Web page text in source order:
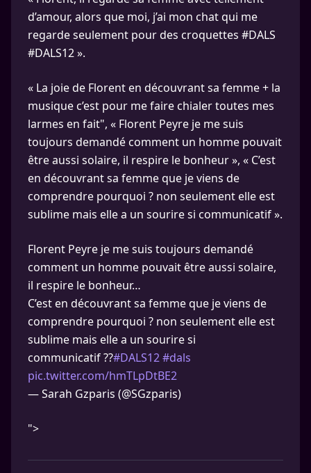
d’amour, alors que moi, j’ai mon chat qui me
regarde seulement pour des croquettes #DALS
#DALS12 ».
« La joie de Florent en découvrant sa femme + la
musique c’est pour me faire chialer toutes mes
larmes en fait", « Florent Peyre je me suis
toujours demandé comment un homme pouvait
être aussi solaire, il respire le bonheur », « C’est
en découvrant sa femme que je viens de
comprendre pourquoi ? non seulement elle est
sublime mais elle a un sourire si communicatif ».
Florent Peyre je me suis toujours demandé
comment un homme pouvait être aussi solaire,
il respire le bonheur…
C’est en découvrant sa femme que je viens de
comprendre pourquoi ? non seulement elle est
sublime mais elle a un sourire si
communicatif ??#DALS12#dals
pic.twitter.com/hmTLpDtBE2
— Sarah Gzparis (@SGzparis)
">